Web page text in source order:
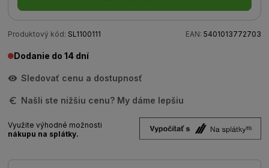
Produktový kód: SL1100111 EAN: 5401013772703
Dodanie do 14 dní
Sledovať cenu a dostupnosť
Našli ste nižšiu cenu? My dáme lepšiu
Využite výhodné možnosti
nákupu na splátky.